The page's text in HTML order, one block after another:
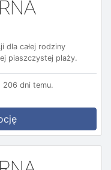
dla całej rodziny
piaszczystej plaży.
206 dni temu.